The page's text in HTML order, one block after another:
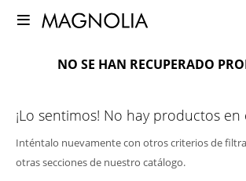

NO SE HAN RECUPERADO
¡Lo sentimos! No hay productos en
Inténtalo nuevamente con otros criterios de
otras secciones de nuestro catálogo.